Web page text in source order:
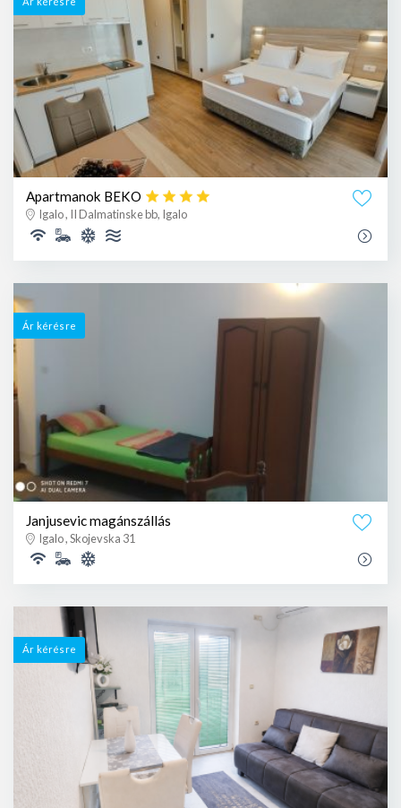
Apartmanok BEKO
Igalo , II Dalmatinske bb, Igalo
Ár kérésre
Janjusevic magánszállás
Igalo , Skojevska 31
Ár kérésre